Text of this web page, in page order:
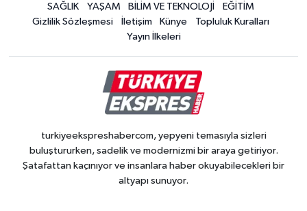
SAĞLIK
YAŞAM BİLİM VE TEKNOLOJİ
EĞİTİM
Gizlilik Sözleşmesi
İletişim Künye
Topluluk Kuralları
Yayın İlkeleri
turkiyeekspreshabercom, yepyeni temasıyla sizleri
buluştururken, sadelik ve modernizmi bir araya getiriyor.
Şatafattan kaçınıyor ve insanlara haber okuyabilecekleri bir
altyapı sunuyor.